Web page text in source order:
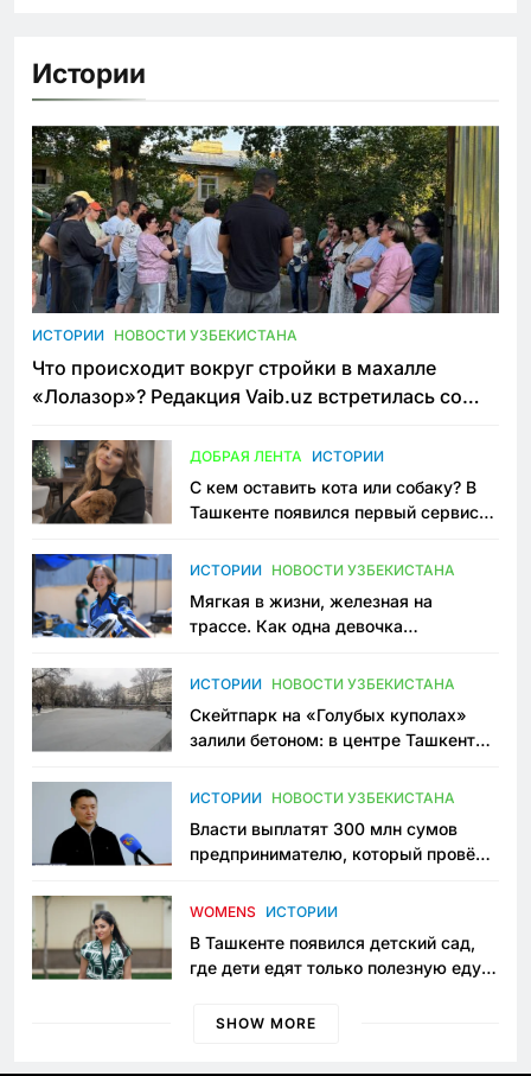
Истории
ИСТОРИИ НОВОСТИ УЗБЕКИСТАНА
Что происходит вокруг стройки в махалле
«Лолазор»? Редакция Vaib.uz встретилась со
ДОБРАЯ ЛЕНТА ИСТОРИИ
С кем оставить кота или собаку? В
Ташкенте появился первый сервис
ИСТОРИИ НОВОСТИ УЗБЕКИСТАНА
Мягкая в жизни, железная на
трассе. Как одна девочка
Узбекистане
ИСТОРИИ НОВОСТИ УЗБЕКИСТАНА
Скейтпарк на «Голубых куполах»
залили бетоном: в центре Ташкента
пространство
ИСТОРИИ НОВОСТИ УЗБЕКИСТАНА
Власти выплатят 300 млн сумов
предпринимателю, который провёл
приговору
WOMENS ИСТОРИИ
В Ташкенте появился детский сад,
где дети едят только полезную еду.
просить «кашу без сахара»
SHOW MORE